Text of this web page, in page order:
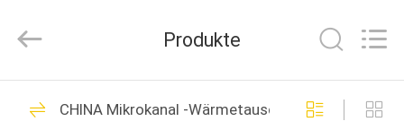
HAUS
Co.,Ltd.
91
Produkte
CHINA Mikrokanal -Wärmetauscher